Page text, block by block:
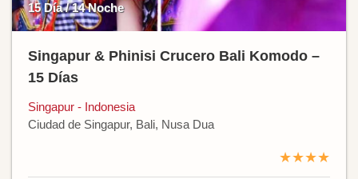
15 Día / 14 Noche
Singapur & Phinisi Crucero Bali Komodo –
15 Días
Singapur - Indonesia
Ciudad de Singapur, Bali, Nusa Dua
★★★★